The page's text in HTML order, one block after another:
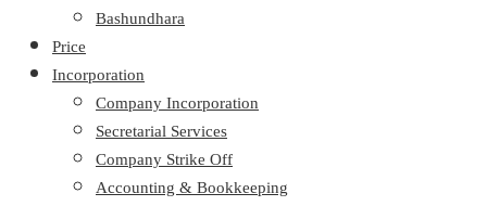
Bashundhara
Price
Incorporation
Company Incorporation
Secretarial Services
Company Strike Off
Accounting & Bookkeeping